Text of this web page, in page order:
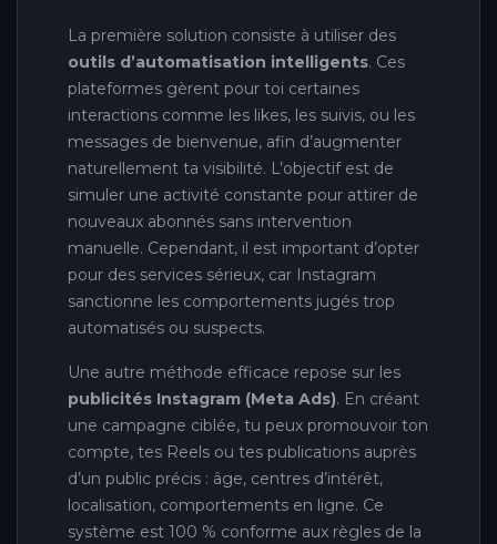
La première solution consiste à utiliser des
outils d’automatisation intelligents. Ces
plateformes gèrent pour toi certaines
interactions comme les likes, les suivis, ou les
messages de bienvenue, afin d’augmenter
naturellement ta visibilité. L’objectif est de
simuler une activité constante pour attirer de
nouveaux abonnés sans intervention
manuelle. Cependant, il est important d’opter
pour des services sérieux, car Instagram
sanctionne les comportements jugés trop
automatisés ou suspects.
Une autre méthode efficace repose sur les
publicités Instagram (Meta Ads). En créant
une campagne ciblée, tu peux promouvoir ton
compte, tes Reels ou tes publications auprès
d’un public précis : âge, centres d’intérêt,
localisation, comportements en ligne. Ce
système est 100 % conforme aux règles de la